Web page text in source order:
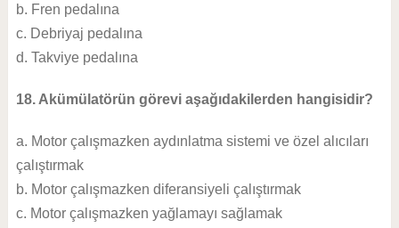
b. Fren pedalına
c. Debriyaj pedalına
d. Takviye pedalına
18. Akümülatörün görevi aşağıdakilerden hangisidir?
a. Motor çalışmazken aydınlatma sistemi ve özel alıcıları
çalıştırmak
b. Motor çalışmazken diferansiyeli çalıştırmak
c. Motor çalışmazken yağlamayı sağlamak